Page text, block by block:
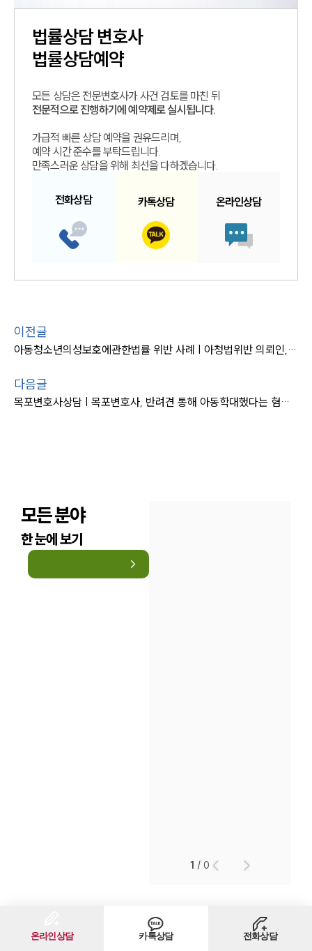
법률상담변호사
법률상담예약
모든 상담은 전문변호사가 사건 검토를 마친 뒤
전문적으로 진행하기에 예약제로 실시됩니다.
가급적 빠른 상담 예약을 권유드리며,
예약 시간 준수를 부탁드립니다.
만족스러운 상담을 위해 최선을 다하겠습니다.
전화상담 카톡상담 온라인상담
이전글
아동청소년의성보호에관한법률 위반 사례 | 아청법위반 의뢰인, 불기소
다음글
목포변호사상담 | 목포변호사, 반려견 통해 아동학대했다는 혐의 불기소
모든 분야
한 눈에 보기
1 /0
온라인상담 카톡상담 전화상담